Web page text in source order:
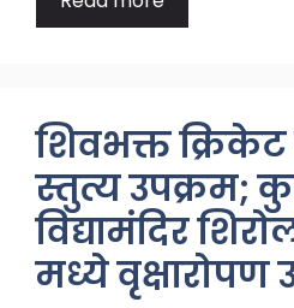
शिवभक्त
स्तुत्य उपक्रम;
विद्यामंदिर
मध्ये वृक्षारोपण